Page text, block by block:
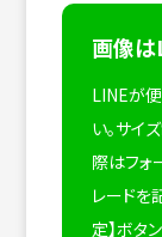
画像は
LINEが
い。サイ
際はフォ
レードを
定】ボタ